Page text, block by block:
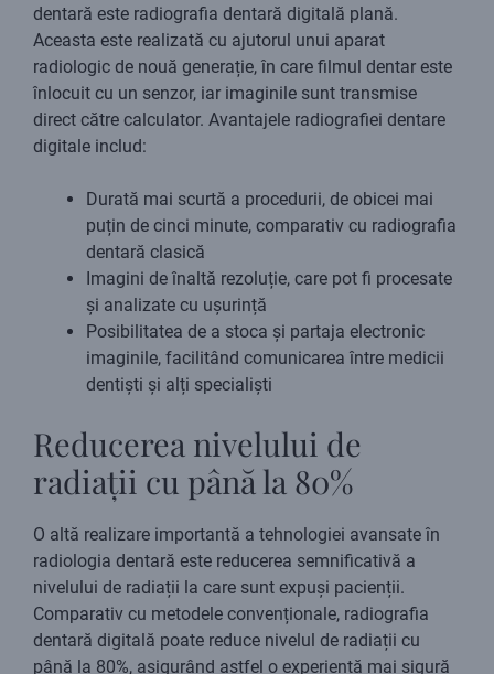
dentară este radiografia dentară digitală plană.
Aceasta este realizată cu ajutorul unui aparat
radiologic de nouă generație, în care filmul dentar este
înlocuit cu un senzor, iar imaginile sunt transmise
direct către calculator. Avantajele radiografiei dentare
digitale includ:
Durată mai scurtă a procedurii, de obicei mai
puțin de cinci minute, comparativ cu radiografia
dentară clasică
Imagini de înaltă rezoluție, care pot fi procesate
și analizate cu ușurință
Posibilitatea de a stoca și partaja electronic
imaginile, facilitând comunicarea între medicii
dentiști și alți specialiști
Reducerea nivelului de
radiații cu până la 80%
O altă realizare importantă a tehnologiei avansate în
radiologia dentară este reducerea semnificativă a
nivelului de radiații la care sunt expuși pacienții.
Comparativ cu metodele convenționale, radiografia
dentară digitală poate reduce nivelul de radiații cu
până la 80%, asigurând astfel o experiență mai sigură